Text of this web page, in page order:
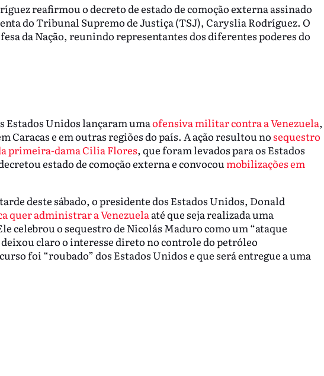
reafirmou o decreto de estado de comoção externa assinado
do Tribunal Supremo de Justiça (TSJ), Caryslia Rodríguez. O
da Nação, reunindo representantes dos diferentes poderes do
Estados Unidos lançaram umaofensiva militar contra a Venezuela,
Caracas e em outras regiões do país. A ação resultou no sequestro
primeira-dama Cilia Flores, que foram levados para os Estados
estado de comoção externa e convocou mobilizações em
deste sábado, o presidente dos Estados Unidos, Donald
quer administrar a Venezuela até que seja realizada uma
celebrou o sequestro de Nicolás Maduro como um “ataque
claro o interesse direto no controle do petróleo
foi “roubado” dos Estados Unidos e que será entregue a uma